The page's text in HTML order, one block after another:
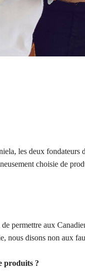
les deux fondateurs
choisie de
permettre aux
nous disons non aux
produits ?